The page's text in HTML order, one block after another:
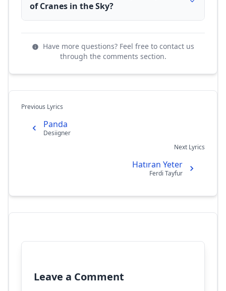
of Cranes in the Sky?
Have more questions? Feel free to contact us
through the comments section.
Previous Lyrics
Panda
Desiigner
Next Lyrics
Hatıran Yeter
Ferdi Tayfur
Leave a Comment